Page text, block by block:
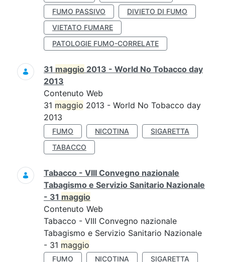
FUMO PASSIVO
DIVIETO DI FUMO
VIETATO FUMARE
PATOLOGIE FUMO-CORRELATE
31 maggio 2013 - World No Tobacco day
2013
Contenuto Web
31 maggio 2013 - World No Tobacco day
2013
FUMO NICOTINA
SIGARETTA
TABACCO
Tabacco - VIII Convegno nazionale
Tabagismo e Servizio Sanitario Nazionale
- 31 maggio
Contenuto Web
Tabacco - VIII Convegno nazionale
Tabagismo e Servizio Sanitario Nazionale
- 31 maggio
FUMO NICOTINA SIGARETTA